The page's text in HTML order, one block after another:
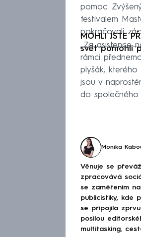
pomoc.
festivalem
pokračovali
MOHLI JSTE
svět pomohli
„Za asistence
rámci
plyšák, kterého
jsou v
do společného
Monika
Věnuje se
zpracovává
se zaměřením
publicistiky, kde
se připojila
posilou
multitasking,